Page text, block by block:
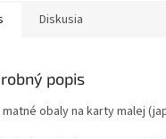
Diskusia
popis
obaly na karty malej